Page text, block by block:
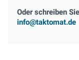
Oder schreiben
info@taktomat.de